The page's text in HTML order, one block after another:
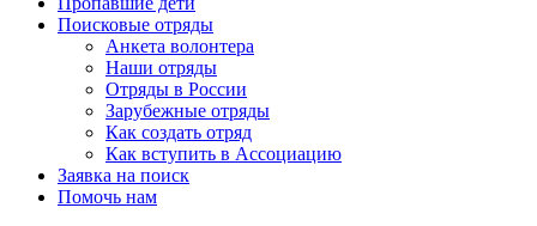
Поисковые отряды
Анкета волонтера
Наши отряды
Отряды в России
Зарубежные отряды
Как создать отряд
Как вступить в Ассоциацию
Заявка на поиск
Помочь нам